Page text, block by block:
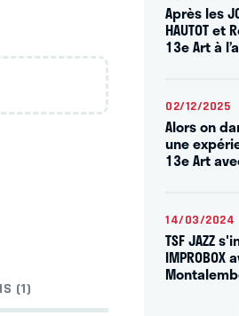
(1)
Après les
HAUTOT
13e Art à
02/12/2025
Alors on
une
13e Art
14/03/2024
TSF JAZZ